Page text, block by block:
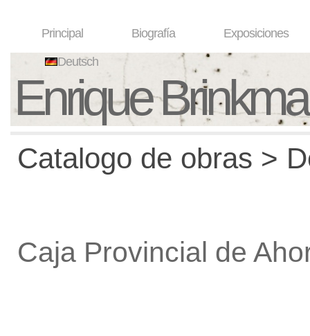
Principal Biografía Exposiciones
Deutsch
Enrique
Catalogo de obras >
Caja Provincial de